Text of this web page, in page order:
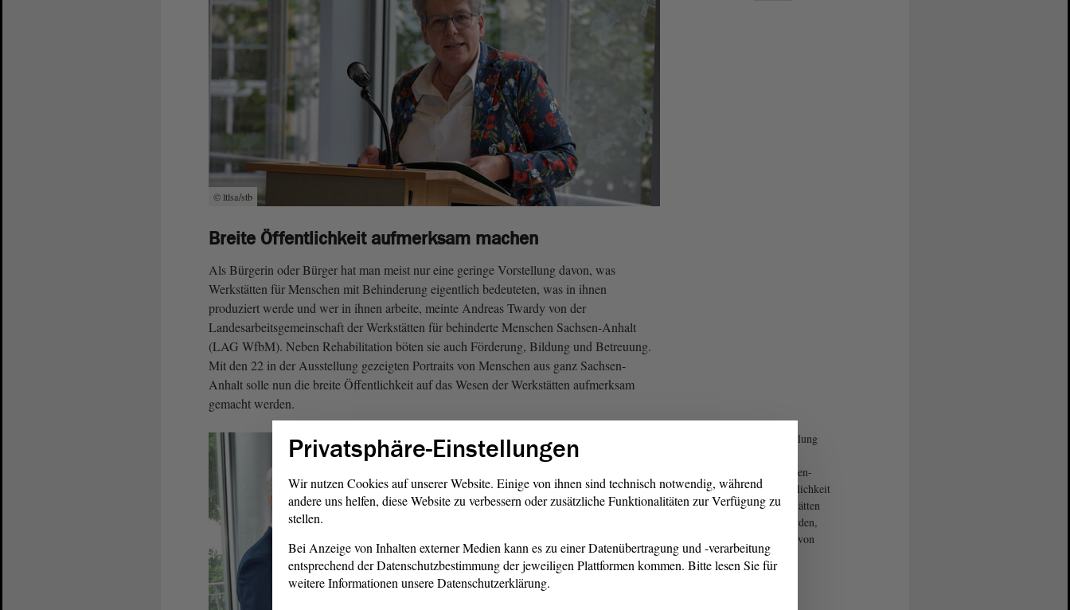
© ltlsa/stb
Breite Öffentlichkeit aufmerksam machen
Als Bürgerin oder Bürger hat man meist nur eine geringe Vorstellung davon, was
Werkstätten für Menschen mit Behinderung eigentlich bedeuteten, was in ihnen
produziert werde und wer in ihnen arbeite, meinte Andreas Twardy von der
Landesarbeitsgemeinschaft der Werkstätten für behinderte Menschen Sachsen-Anhalt
(LAG WfbM). Neben Rehabilitation böten sie auch Förderung, Bildung und Betreuung.
Mit den 22 in der Ausstellung gezeigten Portraits von Menschen aus ganz Sachsen-
Anhalt solle nun die breite Öffentlichkeit auf das Wesen der Werkstätten aufmerksam
gemacht werden.
Mit den 22 in der Ausstellung
Menschen aus ganz Sachsen-
Anhalt solle breite Öffentlichkeit
auf das Wesen der Werkstätten
aufmerksam gemacht werden,
erklärte Andreas Twardy von
LAG WfbM.
Privatsphäre-Einstellungen
Wir nutzen Cookies auf unserer Website. Einige von ihnen sind technisch notwendig, während
andere uns helfen, diese Website zu verbessern oder zusätzliche Funktionalitäten zur Verfügung zu
stellen.
Bei Anzeige von Inhalten externer Medien kann es zu einer Datenübertragung und -verarbeitung
entsprechend der Datenschutzbestimmung der jeweiligen Plattformen kommen. Bitte lesen Sie für
weitere Informationen unsere Datenschutzerklärung.